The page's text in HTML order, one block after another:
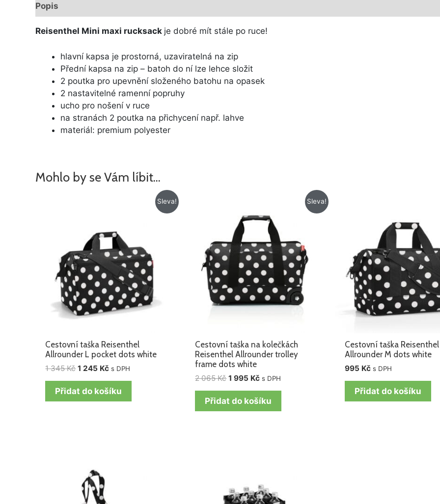
Popis
Reisenthel Mini maxi rucksack je dobré mít stále po ruce!
hlavní kapsa je prostorná, uzaviratelná na zip
Přední kapsa na zip – batoh do ní lze lehce složit
2 poutka pro upevnění složeného batohu na opasek
2 nastavitelné ramenní popruhy
ucho pro nošení v ruce
na stranách 2 poutka na přichycení např. lahve
materiál: premium polyester
Mohlo by se Vám líbit…
Sleva!
Cestovní taška Reisenthel
Allrounder L pocket dots white
1 345Kč
345 Kč.
1 245 Kč
245 Kč.
s DPH
Přidat do košíku
Sleva!
Cestovní taška na kolečkách
Reisenthel Allrounder trolley
frame dots white
2 065Kč
byla:
065 Kč.
1 995 Kč
je:
995 Kč.
s DPH
Přidat do košíku
Cestovní taška Reisenthel
Allrounder M dots white
995 Kč s DPH
Přidat do košíku